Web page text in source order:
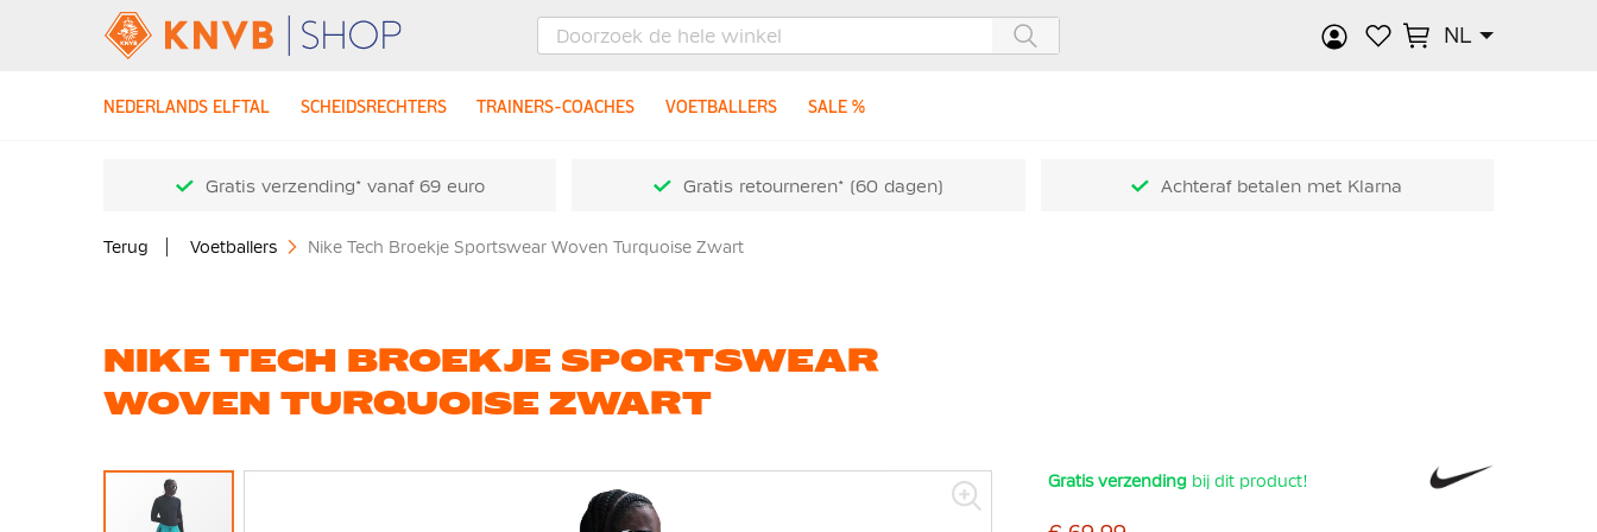
NL
NEDERLANDS ELFTAL SCHEIDSRECHTERS TRAINERS-COACHES VOETBALLERS SALE %
Gratis verzending* vanaf 69 euro Gratis retourneren* (60 dagen) Achteraf betalen met Klarna
Terug Voetballers Nike Tech Broekje Sportswear Woven Turquoise Zwart
NIKE TECH BROEKJE SPORTSWEAR
WOVEN TURQUOISE ZWART
Ga
Gratis verzending bij dit product!